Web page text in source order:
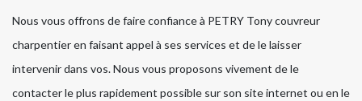
Nous vous offrons de faire confiance à PETRY Tony couvreur
charpentier en faisant appel à ses services et de le laisser
intervenir dans vos. Nous vous proposons vivement de le
contacter le plus rapidement possible sur son site internet ou en le